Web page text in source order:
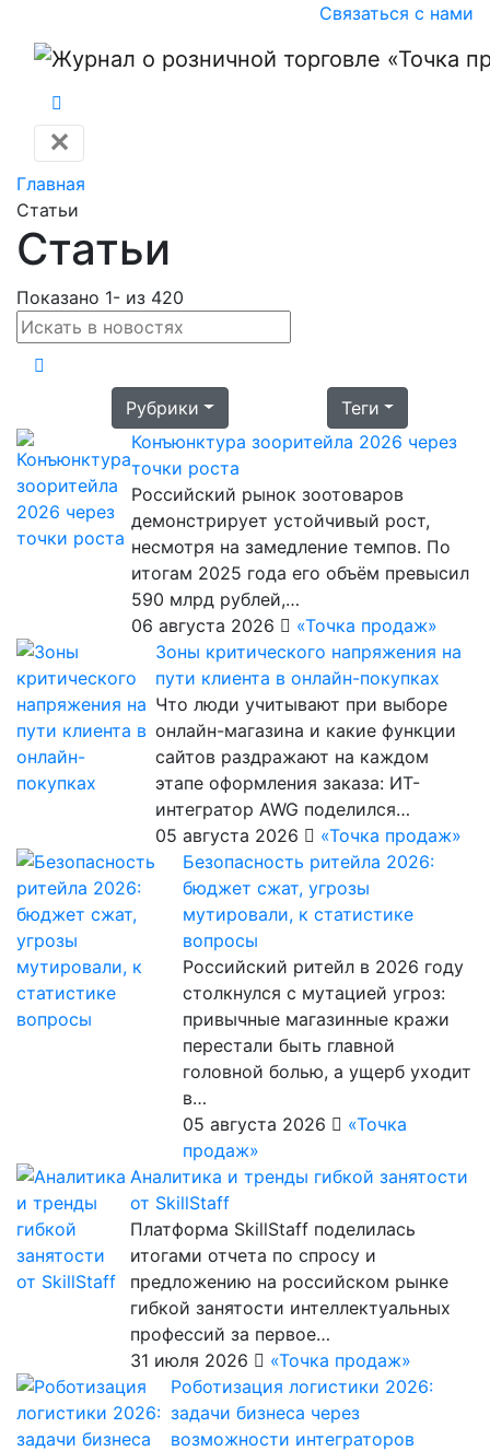
Связаться с нами
✕
Главная
Статьи
Статьи
Показано 1- из 420
Рубрики
Теги
Конъюнктура зооритейла 2026 через
точки роста
Российский рынок зоотоваров
демонстрирует устойчивый рост,
несмотря на замедление темпов. По
итогам 2025 года его объём превысил
590 млрд рублей,…
06 августа 2026
«Точка продаж»
Зоны критического напряжения на
пути клиента в онлайн-покупках
Что люди учитывают при выборе
онлайн-магазина и какие функции
сайтов раздражают на каждом
этапе оформления заказа: ИТ-
интегратор AWG поделился…
05 августа 2026
«Точка продаж»
Безопасность ритейла 2026:
бюджет сжат, угрозы
мутировали, к статистике
вопросы
Российский ритейл в 2026 году
столкнулся с мутацией угроз:
привычные магазинные кражи
перестали быть главной
головной болью, а ущерб уходит
в…
05 августа 2026
«Точка
продаж»
Аналитика и тренды гибкой занятости
от SkillStaff
Платформа SkillStaff поделилась
итогами отчета по спросу и
предложению на российском рынке
гибкой занятости интеллектуальных
профессий за первое…
31 июля 2026
«Точка продаж»
Роботизация логистики 2026:
задачи бизнеса через
возможности интеграторов